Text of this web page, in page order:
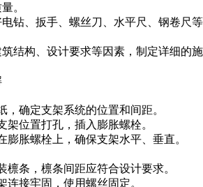
。
、扳手、螺丝刀、水平尺、钢卷尺等
构、设计要求等因素，制定详细的施
确定支架系统的位置和间距。
位置打孔，插入膨胀螺栓。
胀螺栓上，确保支架水平、垂直。
条，檩条间距应符合设计要求。
接牢固，使用螺丝固定。